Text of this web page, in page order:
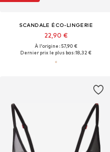
SCANDALE ÉCO-LINGERIE
22,90 €
À l'origine : 57,90 €
Dernier prix le plus bas :18,32 €